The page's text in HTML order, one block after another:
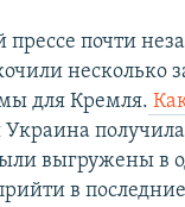
почти
несколько
для Кремля.
выгружены в
в